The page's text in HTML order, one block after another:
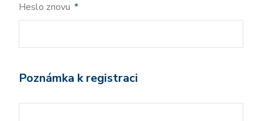
Heslo znovu *
Poznámka k registraci